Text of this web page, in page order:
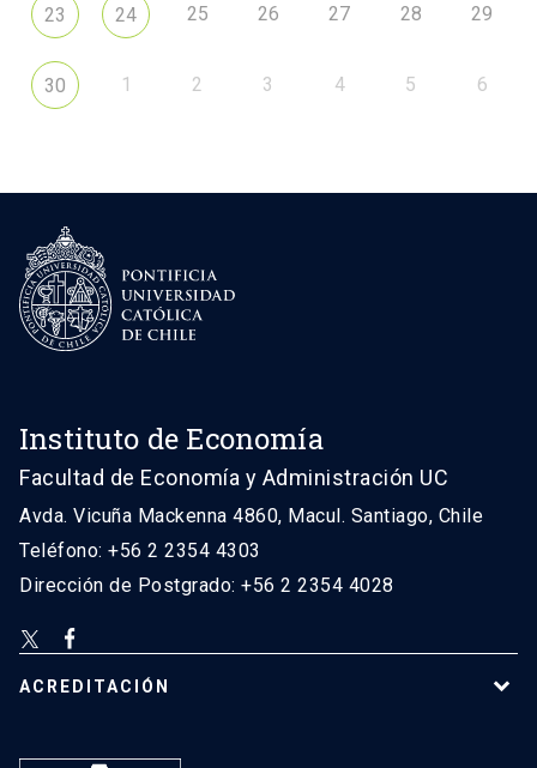
23 24 25 26 27 28 29
30 1 2 3 4 5 6
Instituto de Economía
Facultad de Economía y Administración UC
Avda. Vicuña Mackenna 4860, Macul. Santiago, Chile
Teléfono: +56 2 2354 4303
Dirección de Postgrado: +56 2 2354 4028
ACREDITACIÓN